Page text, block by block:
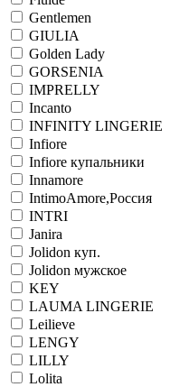
Gentlemen
GIULIA
Golden Lady
GORSENIA
IMPRELLY
Incanto
INFINITY LINGERIE
Infiore
Infiore купальники
Innamore
IntimoAmore,Россия
INTRI
Janira
Jolidon куп.
Jolidon мужское
KEY
LAUMA LINGERIE
Leilieve
LENGY
LILLY
Lolita